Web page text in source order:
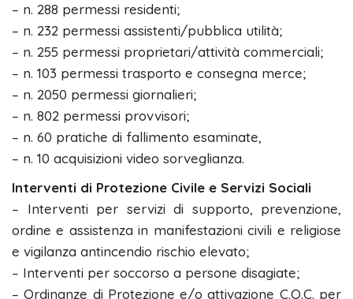
– n. 288 permessi residenti;
– n. 232 permessi assistenti/pubblica utilità;
– n. 255 permessi proprietari/attività commerciali;
– n. 103 permessi trasporto e consegna merce;
– n. 2050 permessi giornalieri;
– n. 802 permessi provvisori;
– n. 60 pratiche di fallimento esaminate,
– n. 10 acquisizioni video sorveglianza.
Interventi di Protezione Civile e Servizi Sociali
– Interventi per servizi di supporto, prevenzione,
ordine e assistenza in manifestazioni civili e religiose
e vigilanza antincendio rischio elevato;
– Interventi per soccorso a persone disagiate;
– Ordinanze di Protezione e/o attivazione C.O.C. per